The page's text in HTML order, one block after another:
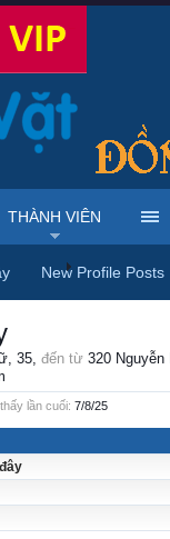
viên topbetbaby
35, đến từ 320 Nguyễn
lần cuối: 7/8/25
THÀNH VIÊN
New Profile Posts